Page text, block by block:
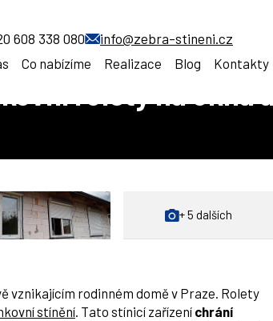
608 338 080 info@zebra-stineni.cz
Co nabízíme Realizace Blog Kontakty
rolety na okna a dveře
+ 5 dalších
vznikajícím rodinném domě v Praze. Rolety
stínění. Tato stínicí zařízení chrání